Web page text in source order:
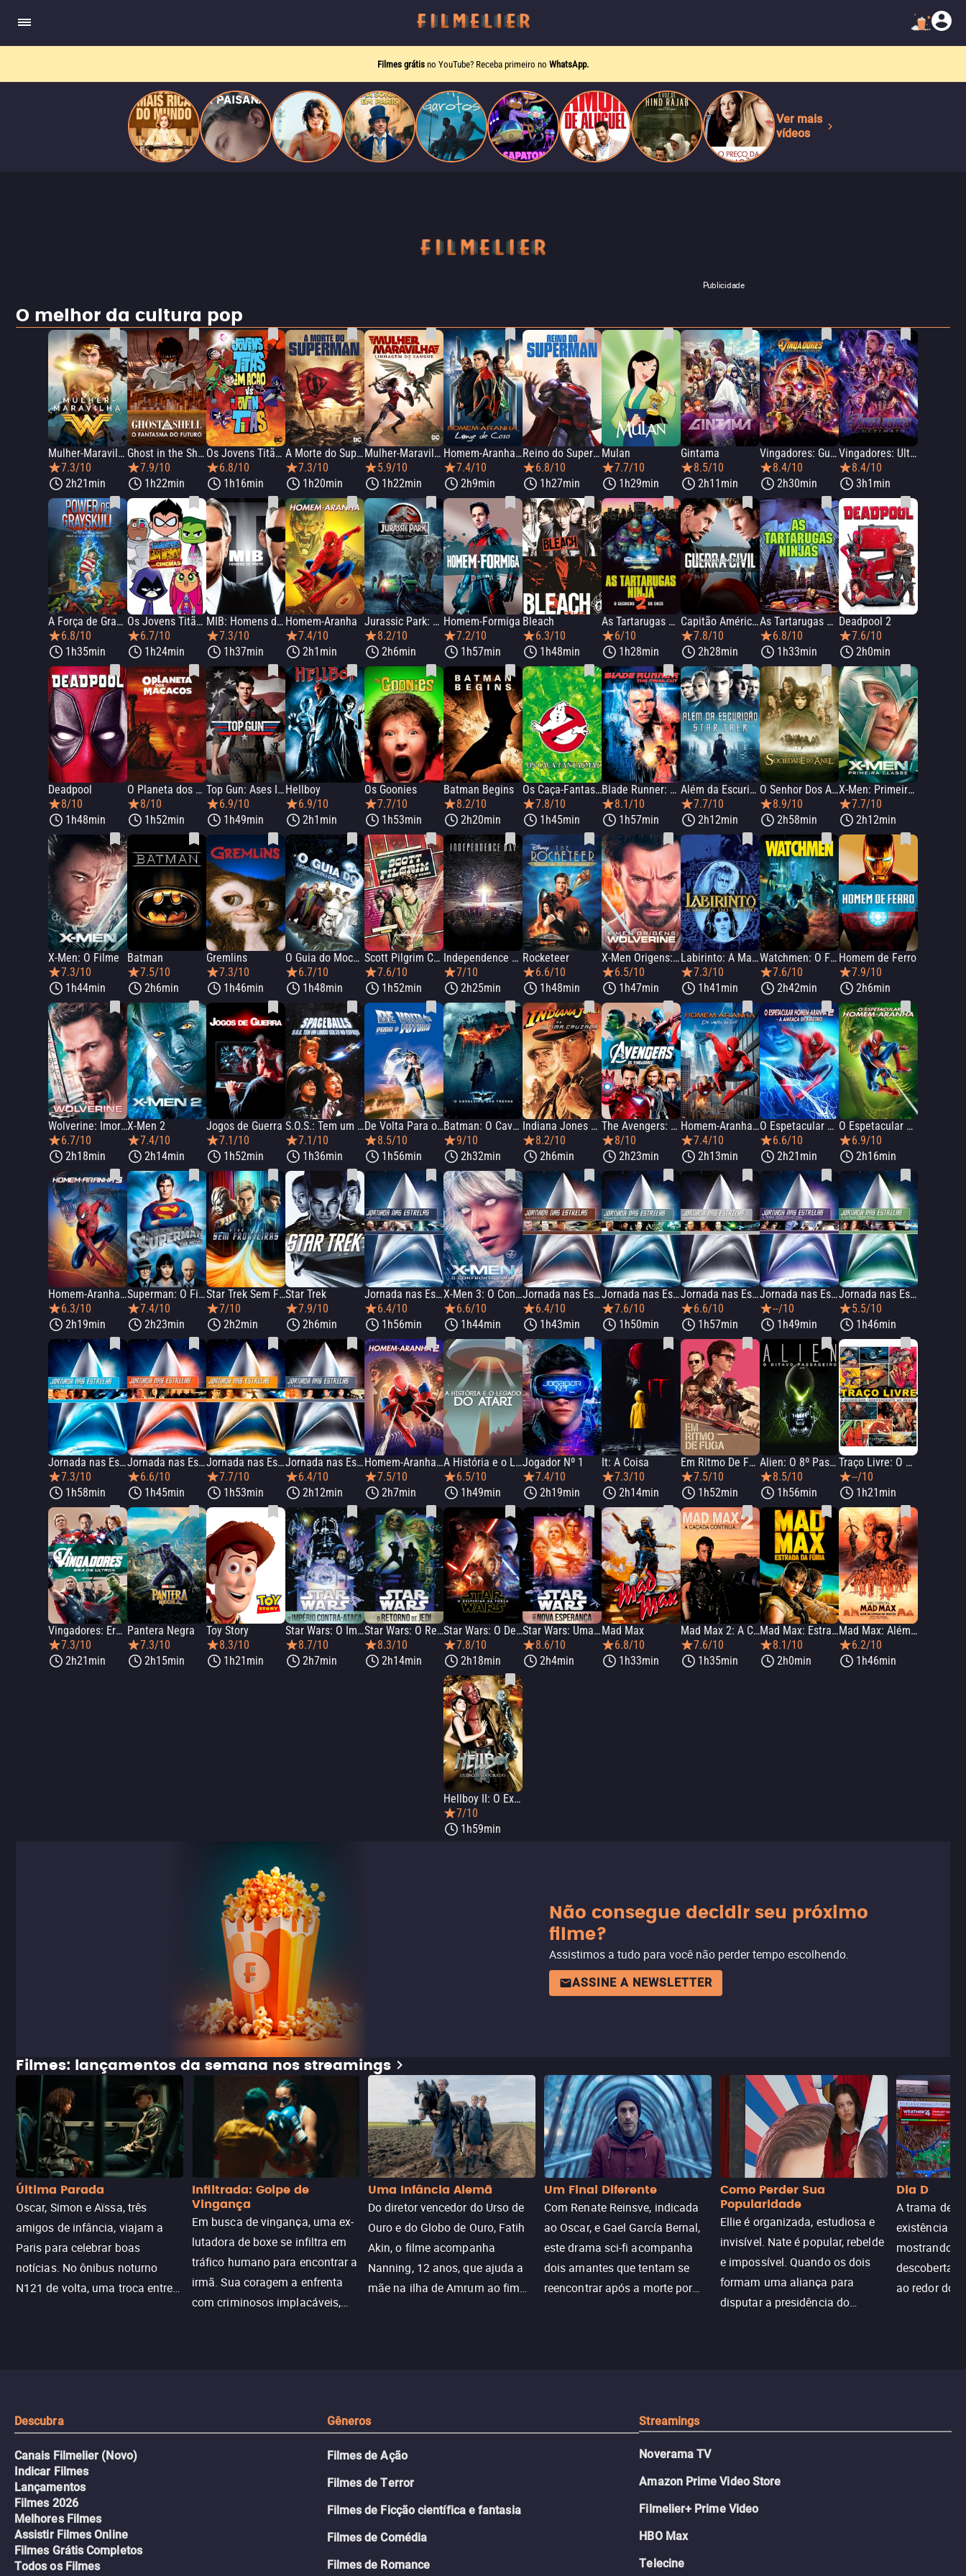
Ver mais
vídeos
Filmes grátis no YouTube? Receba primeiro no WhatsApp.
Publicidade
O melhor da cultura pop
Mulher-Maravilha
7.3/10
2h21min
Ghost in the Shell: O Fantasma do Futuro
7.9/10
1h22min
Os Jovens Titãs em Ação Vs. Os Jovens Titãs
6.8/10
1h16min
A Morte do Superman
7.3/10
1h20min
Mulher-Maravilha: Linhagem de Sangue
5.9/10
1h22min
Homem-Aranha: Longe de Casa
7.4/10
2h9min
Reino do Superman
6.8/10
1h27min
Mulan
7.7/10
1h29min
Gintama
8.5/10
2h11min
Vingadores: Guerra Infinita
8.4/10
2h30min
Vingadores: Ultimato
8.4/10
3h1min
A Força de Grayskull: A História de He-Man e os Mestres do Universo
6.8/10
1h35min
Os Jovens Titãs em Ação! Nos Cinemas
6.7/10
1h24min
MIB: Homens de Preto
7.3/10
1h37min
Homem-Aranha
7.4/10
2h1min
Jurassic Park: Parque dos Dinossauros
8.2/10
2h6min
Homem-Formiga
7.2/10
1h57min
Bleach
6.3/10
1h48min
As Tartarugas Ninja 2: O Segredo do Ooze
6/10
1h28min
Capitão América: Guerra Civil
7.8/10
2h28min
As Tartarugas Ninjas
6.8/10
1h33min
Deadpool 2
7.6/10
2h0min
Deadpool
8/10
1h48min
O Planeta dos Macacos
8/10
1h52min
Top Gun: Ases Indomáveis
6.9/10
1h49min
Hellboy
6.9/10
2h1min
Os Goonies
7.7/10
1h53min
Batman Begins
8.2/10
2h20min
Os Caça-Fantasmas
7.8/10
1h45min
Blade Runner: The Final Cut
8.1/10
1h57min
Além da Escuridão: Star Trek
7.7/10
2h12min
O Senhor Dos Anéis: A Sociedade do Anel
8.9/10
2h58min
X-Men: Primeira Classe
7.7/10
2h12min
X-Men: O Filme
7.3/10
1h44min
Batman
7.5/10
2h6min
Gremlins
7.3/10
1h46min
O Guia do Mochileiro das Galáxias
6.7/10
1h48min
Scott Pilgrim Contra o Mundo
7.6/10
1h52min
Independence Day
7/10
2h25min
Rocketeer
6.6/10
1h48min
X-Men Origens: Wolverine
6.5/10
1h47min
Labirinto: A Magia do Tempo
7.3/10
1h41min
Watchmen: O Filme
7.6/10
2h42min
Homem de Ferro
7.9/10
2h6min
Wolverine: Imortal
6.7/10
2h18min
X-Men 2
7.4/10
2h14min
Jogos de Guerra
7.1/10
1h52min
S.O.S.: Tem um Louco Solto no Espaço
7.1/10
1h36min
De Volta Para o Futuro
8.5/10
1h56min
Batman: O Cavaleiro das Trevas
9/10
2h32min
Indiana Jones e a Última Cruzada
8.2/10
2h6min
The Avengers: Os Vingadores
8/10
2h23min
Homem-Aranha: De Volta ao Lar
7.4/10
2h13min
O Espetacular Homem-Aranha 2: A Ameaça de Electro
6.6/10
2h21min
O Espetacular Homem-Aranha
6.9/10
2h16min
Homem-Aranha 3
6.3/10
2h19min
Superman: O Filme
7.4/10
2h23min
Star Trek Sem Fronteiras
7/10
2h2min
Star Trek
7.9/10
2h6min
Jornada nas Estrelas: Nêmesis
6.4/10
1h56min
X-Men 3: O Confronto Final
6.6/10
1h44min
Jornada nas Estrelas: Insurreição
6.4/10
1h43min
Jornada nas Estrelas: Primeiro Contato
7.6/10
1h50min
Jornada nas Estrelas: Generations
6.6/10
1h57min
Jornada nas Estrelas VI: A Terra Desconhecida
--/10
1h49min
Jornada nas Estrelas V: A Última Fronteira
5.5/10
1h46min
Jornada nas Estrelas IV: A Volta para Casa
7.3/10
1h58min
Jornada nas Estrelas III: À Procura de Spock
6.6/10
1h45min
Jornada nas Estrelas II: A Ira de Khan
7.7/10
1h53min
Jornada nas Estrelas: O Filme
6.4/10
2h12min
Homem-Aranha 2
7.5/10
2h7min
A História e o Legado da Atari
6.5/10
1h49min
Jogador Nº 1
7.4/10
2h19min
It: A Coisa
7.3/10
2h14min
Em Ritmo De Fuga
7.5/10
1h52min
Alien: O 8º Passageiro
8.5/10
1h56min
Traço Livre: O Quadrinho Independente no Brasil
--/10
1h21min
Vingadores: Era de Ultron
7.3/10
2h21min
Pantera Negra
7.3/10
2h15min
Toy Story
8.3/10
1h21min
Star Wars: O Império Contra-Ataca
8.7/10
2h7min
Star Wars: O Retorno de Jedi
8.3/10
2h14min
Star Wars: O Despertar da Força
7.8/10
2h18min
Star Wars: Uma Nova Esperança
8.6/10
2h4min
Mad Max
6.8/10
1h33min
Mad Max 2: A Caçada Continua
7.6/10
1h35min
Mad Max: Estrada da Fúria
8.1/10
2h0min
Mad Max: Além da Cúpula do Trovão
6.2/10
1h46min
Hellboy II: O Exército Dourado
7/10
1h59min
Não consegue decidir seu próximo
filme?
Assistimos a tudo para você não perder tempo escolhendo.
ASSINE A NEWSLETTER
Filmes: lançamentos da semana nos streamings
Última Parada
Oscar, Simon e Aïssa, três
amigos de infância, viajam a
Paris para celebrar boas
notícias. No ônibus noturno
N121 de volta, uma troca entre
Infiltrada: Golpe de
Vingança
Em busca de vingança, uma ex-
lutadora de boxe se infiltra em
tráfico humano para encontrar a
irmã. Sua coragem a enfrenta
com criminosos implacáveis,
Uma Infância Alemã
Do diretor vencedor do Urso de
Ouro e do Globo de Ouro, Fatih
Akin, o filme acompanha
Nanning, 12 anos, que ajuda a
mãe na ilha de Amrum ao fim
Um Final Diferente
Com Renate Reinsve, indicada
ao Oscar, e Gael García Bernal,
este drama sci-fi acompanha
dois amantes que tentam se
reencontrar após a morte por
Como Perder Sua
Popularidade
Ellie é organizada, estudiosa e
invisível. Nate é popular, rebelde
e impossível. Quando os dois
formam uma aliança para
disputar a presidência do
Dia D
A trama de
existência
mostrando
descoberta
ao redor do
do
Mundo
Descubra
Canais Filmelier (Novo)
Indicar Filmes
Lançamentos
Filmes 2026
Melhores Filmes
Assistir Filmes Online
Filmes Grátis Completos
Todos os Filmes
Gêneros
Filmes de Ação
Filmes de Terror
Filmes de Ficção científica e fantasia
Filmes de Comédia
Filmes de Romance
Streamings
Noverama TV
Amazon Prime Video Store
Filmelier+ Prime Video
HBO Max
Telecine